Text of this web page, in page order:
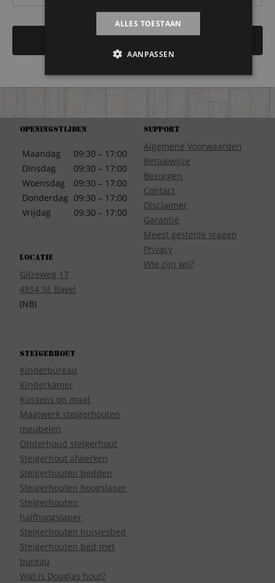
Openingstijden
Maandag
Dinsdag
Woensdag
Donderdag
Vrijdag
09:30 – 17:00
09:30 – 17:00
09:30 – 17:00
09:30 – 17:00
09:30 – 17:00
Locatie
Gilzeweg 17
4854 SE Bavel
(NB)
Support
Algemene Voorwaarden
Betaalwijze
Bezorgen
Contact
Disclaimer
Garantie
Meest gestelde vragen
Privacy
Wie zijn wij?
Steigerhout
Kinderbureau
Kinderkamer
Kussens op maat
Maatwerk steigerhouten
meubelen
Onderhoud steigerhout
Steigerhout afwerken
Steigerhouten bedden
Steigerhouten hoogslaper
Steigerhouten
halfhoogslaper
Steigerhouten huisjesbed
Steigerhouten bed met
bureau
Wat is Douglas hout?
ALLES TOESTAAN
AANPASSEN